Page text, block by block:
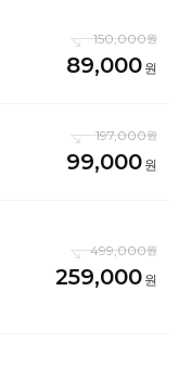
150,000
89,000
197,000
99,000
499,000
259,000